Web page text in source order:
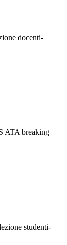
docenti-
ATA breaking
studenti-